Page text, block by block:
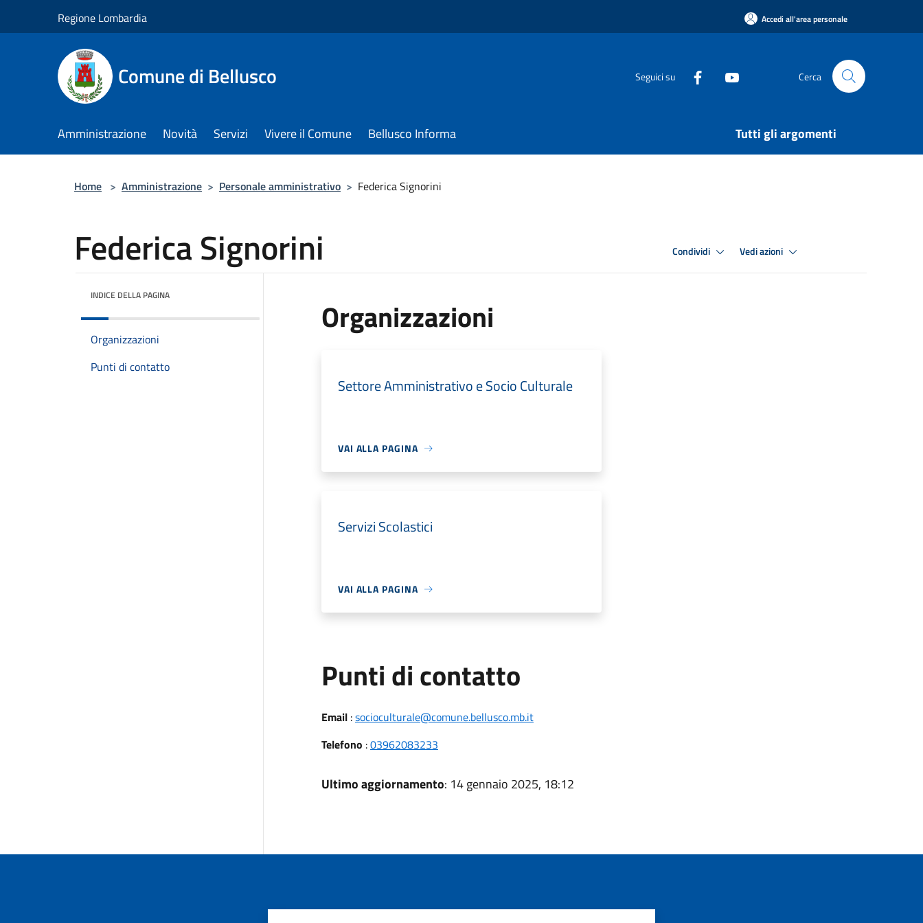
Regione Lombardia Accedi all'area personale
Comune di Bellusco Seguici su Cerca
Amministrazione Novità Servizi Vivere il Comune Bellusco Informa Tutti gli argomenti
Home > Amministrazione > Personale amministrativo > Federica Signorini
Federica Signorini Condividi Vedi azioni
INDICE DELLA PAGINA
Organizzazioni
Punti di contatto
Organizzazioni
Settore Amministrativo e Socio Culturale
VAI ALLA PAGINA
Servizi Scolastici
VAI ALLA PAGINA
Punti di contatto
Email:socioculturale@comune.bellusco.mb.it
Telefono :03962083233
Ultimo aggiornamento: 14 gennaio 2025, 18:12